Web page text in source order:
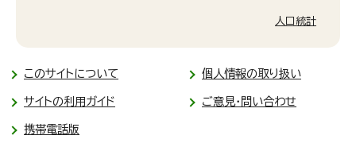
人口統計
このサイトについて 個人情報の取り扱い
サイトの利用ガイド ご意見・問い合わせ
携帯電話版